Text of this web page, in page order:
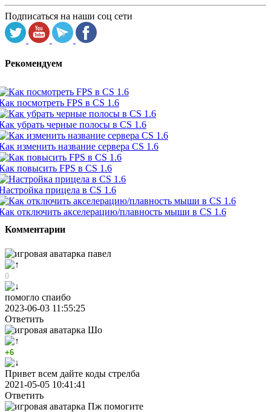
Подписаться на наши соц сети
Рекомендуем
посмотреть FPS в CS 1.6
убрать черные полосы в CS 1.6
изменить название сервера CS 1.6
повысить FPS в CS 1.6
прицела в CS 1.6
отключить акселерацию/плавность мыши в CS 1.6
Комментарии
павел
0
помогло спаибо
2023-06-03 11:55:25
Ответить
Шо
+6
Привет всем дайте коды стрелба
2021-05-05 10:41:41
Ответить
Пж помогите